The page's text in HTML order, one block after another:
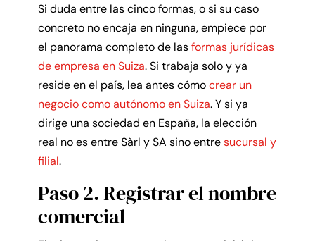
Si duda entre las cinco formas, o si su caso
concreto no encaja en ninguna, empiece por
el panorama completo de lasformas jurídicas
de empresa en Suiza. Si trabaja solo y ya
reside en el país, lea antes cómocrear un
negocio como autónomo en Suiza. Y si ya
dirige una sociedad en España, la elección
real no es entre Sàrl y SA sino entresucursal y
filial.
Paso 2. Registrar el nombre
comercial